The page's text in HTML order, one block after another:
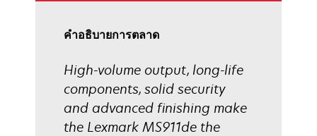
คําอธิบายการตลาด
High-volume output, long-life
components, solid security
and advanced finishing make
the Lexmark MS911de the